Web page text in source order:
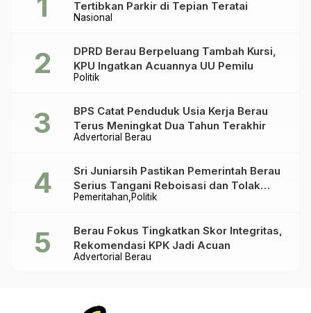
Nasional
Tertibkan Parkir di Tepian Teratai
Politik
DPRD Berau Berpeluang Tambah Kursi,
KPU Ingatkan Acuannya UU Pemilu
Advertorial Berau
BPS Catat Penduduk Usia Kerja Berau
Terus Meningkat Dua Tahun Terakhir
Pemeritahan Politik
Sri Juniarsih Pastikan Pemerintah Berau
Serius Tangani Reboisasi dan Tolak
Praktik Ilegal
Advertorial Berau
Berau Fokus Tingkatkan Skor Integritas,
Rekomendasi KPK Jadi Acuan